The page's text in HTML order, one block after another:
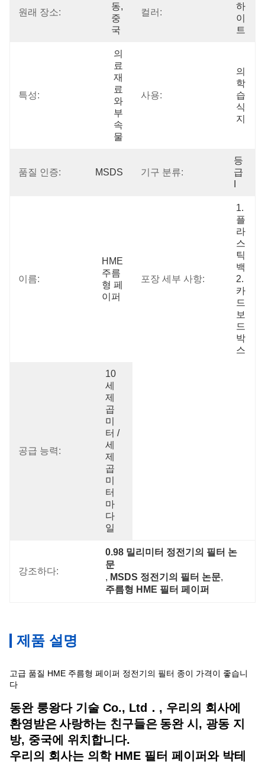
원래 장소:
동,
중
국
컬러:
하
이
트
특성:
의
료
재
료
와
부
속
물
사용:
의
학
습
식
지
품질 인증: MSDS 기구 분류:
등
급
이름:
HME
주름
형 페
이퍼
포장 세부 사항:
1.
플
라
스
틱
백
2.
카
드
보
드
박
스
공급 능력:
10
세
제
곱
미
터 /
세
제
곱
미
터
마
다
일
강조하다:
0.98 밀리미터 정전기의 필터 논
문
, MSDS 정전기의 필터 논문,
주름형 HME 필터 페이퍼
제품 설명
고급 품질 HME 주름형 페이퍼 정전기의 필터 종이 가격이 좋습니
다
동완 룽왕다 기술 Co., Ltd．, 우리의 회사에
환영받은사랑하는 친구들은 동완 시, 광동 지
방, 중국에 위치합니다.
우리의 회사는 의학 HME 필터 페이퍼와 박테